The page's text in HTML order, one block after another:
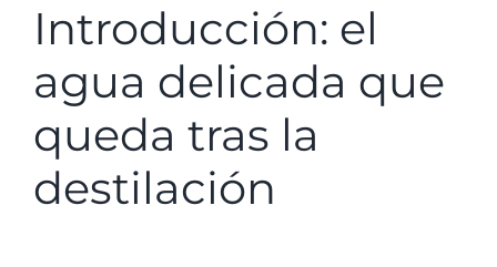
Introducción: el
agua delicada que
queda tras la
destilación